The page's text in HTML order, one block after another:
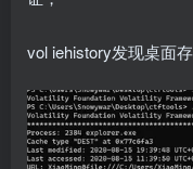
vol iehistory发现桌面